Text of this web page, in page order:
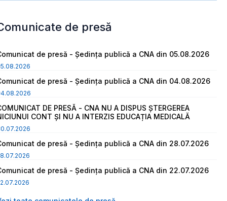
de presă
de presă - Ședința publică a CNA din 05.08.2026
de presă - Ședința publică a CNA din 04.08.2026
DE PRESĂ - CNA NU A DISPUS ȘTERGEREA
CONT ȘI NU A INTERZIS EDUCAȚIA MEDICALĂ
de presă - Ședința publică a CNA din 28.07.2026
de presă - Ședința publică a CNA din 22.07.2026